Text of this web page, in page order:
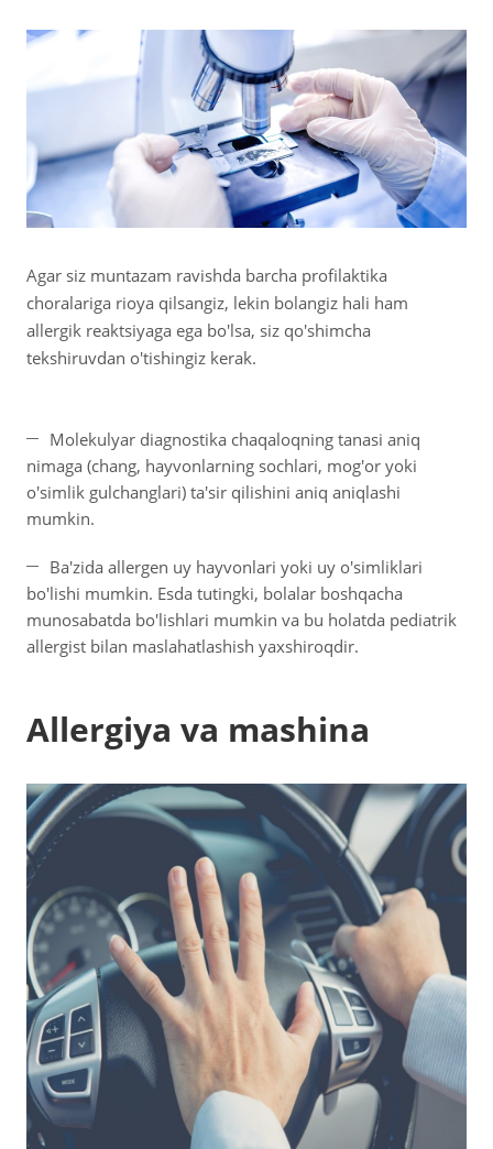
Agar siz muntazam ravishda barcha profilaktika
choralariga rioya qilsangiz, lekin bolangiz hali ham
allergik reaktsiyaga ega bo'lsa, siz qo'shimcha
tekshiruvdan o'tishingiz kerak.
Molekulyar diagnostika chaqaloqning tanasi aniq
nimaga (chang, hayvonlarning sochlari, mog'or yoki
o'simlik gulchanglari) ta'sir qilishini aniq aniqlashi
mumkin.
Ba'zida allergen uy hayvonlari yoki uy o'simliklari
bo'lishi mumkin. Esda tutingki, bolalar boshqacha
munosabatda bo'lishlari mumkin va bu holatda pediatrik
allergist bilan maslahatlashish yaxshiroqdir.
Allergiya va mashina